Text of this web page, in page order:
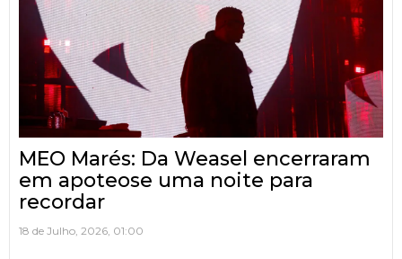
MEO Marés: Da Weasel encerraram
em apoteose uma noite para
recordar
18 de Julho, 2026, 01:00